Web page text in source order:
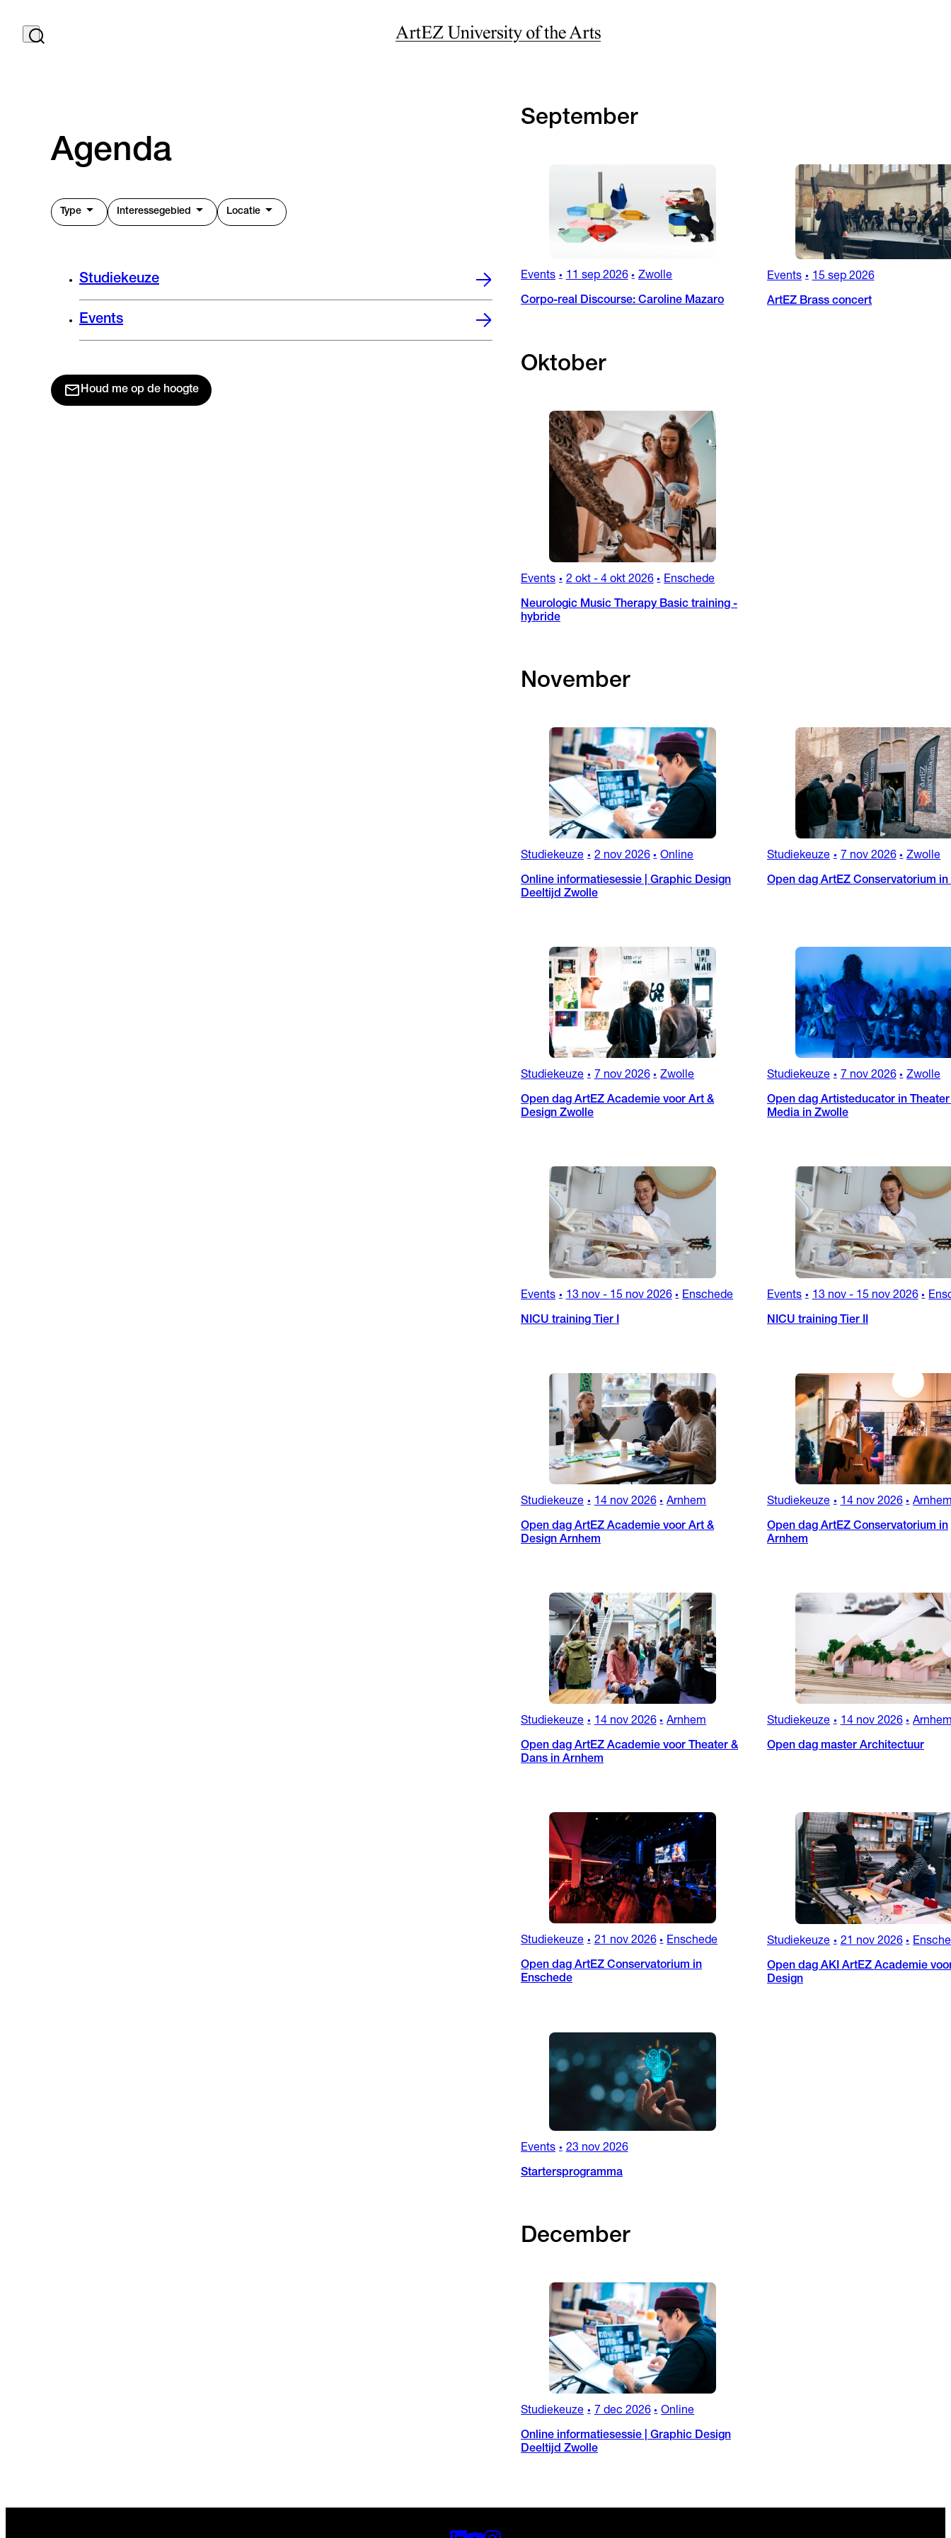
Agenda
Type Interessegebied Locatie
Studiekeuze
Events
Houd me op de hoogte
September
Events • 11 sep 2026 • Zwolle
Corpo-real Discourse: Caroline Mazaro
Events • 15 sep 2026
ArtEZ Brass concert
Oktober
Events • 2 okt- 4 okt 2026 • Enschede
Neurologic Music Therapy Basic training -
hybride
November
Studiekeuze • 2 nov 2026 • Online
Online informatiesessie | Graphic Design
Deeltijd Zwolle
Studiekeuze • 7 nov 2026 • Zwolle
Open dag ArtEZ Conservatorium in
Studiekeuze • 7 nov 2026 • Zwolle
Open dag ArtEZ Academie voor Art &
Design Zwolle
Studiekeuze • 7 nov 2026 • Zwolle
Open dag Artisteducator in Theater
Media in Zwolle
Events • 13 nov- 15 nov 2026 • Enschede
NICU training Tier I
Events • 13 nov- 15 nov 2026 •
NICU training Tier II
Studiekeuze • 14 nov 2026 • Arnhem
Open dag ArtEZ Academie voor Art &
Design Arnhem
Studiekeuze • 14 nov 2026 •
Open dag ArtEZ Conservatorium in
Arnhem
Studiekeuze • 14 nov 2026 • Arnhem
Open dag ArtEZ Academie voor Theater &
Dans in Arnhem
Studiekeuze • 14 nov 2026 •
Open dag master Architectuur
Studiekeuze • 21 nov 2026 • Enschede
Open dag ArtEZ Conservatorium in
Enschede
Studiekeuze • 21 nov 2026 •
Open dag AKI ArtEZ Academie
Design
Events • 23 nov 2026
Startersprogramma
December
Studiekeuze • 7 dec 2026 • Online
Online informatiesessie | Graphic Design
Deeltijd Zwolle